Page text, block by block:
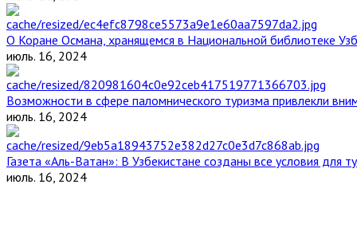
О Коране Османа, хранящемся в Национальной библиотеке
июль. 16, 2024
Возможности в сфере паломнического туризма привлекли
июль. 16, 2024
Газета «Аль-Ватан»: В Узбекистане созданы все условия для
июль. 16, 2024